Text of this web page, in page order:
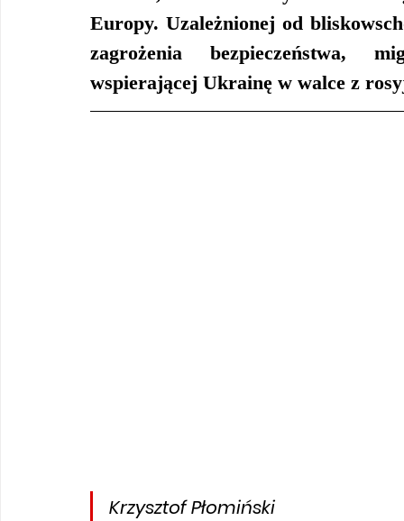
Europy. Uzależnionej od
zagrożenia bezpieczeństwa,
wspierającej Ukrainę w walce z
Krzysztof Płomiński